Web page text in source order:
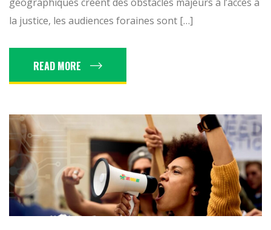
la justice, les audiences foraines sont […]
READ MORE